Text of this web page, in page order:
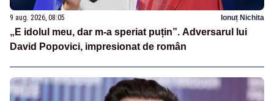
9 aug. 2026, 08:05 Ionuț Nichita
„E idolul meu, dar m-a speriat puțin”. Adversarul lui
David Popovici, impresionat de român